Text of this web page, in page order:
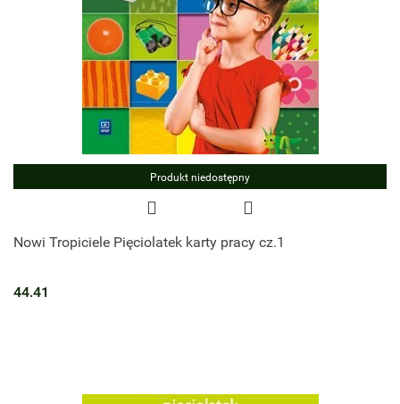
Produkt niedostępny
Nowi Tropiciele Pięciolatek karty pracy cz.1
44.41